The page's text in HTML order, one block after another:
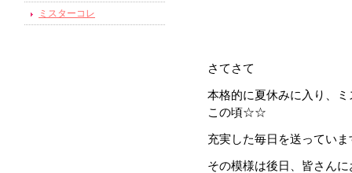
さてさて
本格的に夏休みに入り、
この頃☆☆
充実した毎日を送ってい
その模様は後日、皆さん
ミスターコレ